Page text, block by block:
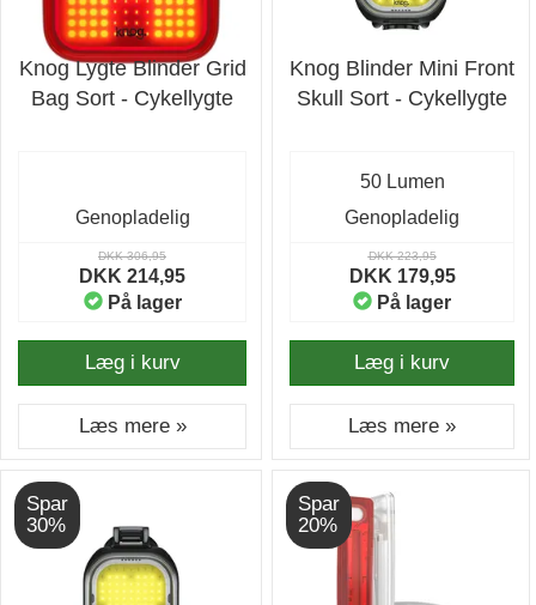
Knog Lygte Blinder Grid
Bag Sort - Cykellygte
Genopladelig
DKK 306,95
DKK 214,95
På lager
Læg i kurv
Læs mere »
Knog Blinder Mini Front
Skull Sort - Cykellygte
50 Lumen
Genopladelig
DKK 223,95
DKK 179,95
På lager
Læg i kurv
Læs mere »
Spar
30%
Spar
20%